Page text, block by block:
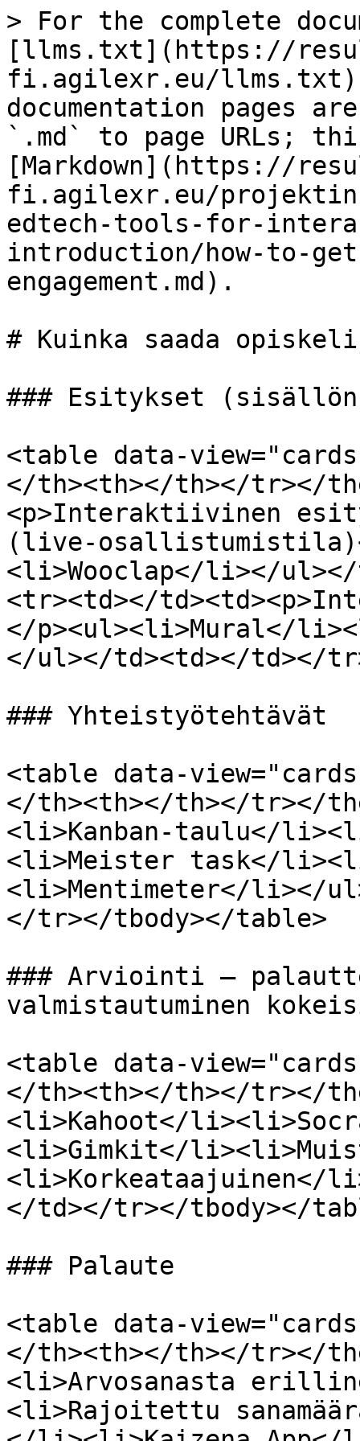
> For the complete
[llms.txt](https://
fi.agilexr.eu/llms.txt).
documentation pages
`.md` to page URLs;
[Markdown](https://
fi.agilexr.eu/
edtech-tools-for-
introduction/how-to-
engagement.md).
# Kuinka saada
### Esitykset
<table data-
</th><th></th></tr></
<p>Interaktiivinen
(live-
<li>Wooclap</li></
<tr><td></
</p><ul><li>Mural</
</ul></td><td></td></
### Yhteistyötehtävät
<table data-
</th><th></th></tr></
<li>Kanban-taulu</
<li>Meister task</
<li>Mentimeter</li></
</tr></tbody></table>
### Arviointi –
valmistautuminen
<table data-
</th><th></th></tr></
<li>Kahoot</
<li>Gimkit</
<li>Korkeataajuinen</
</td></tr></tbody></
### Palaute
<table data-
</th><th></th></tr></
<li>Arvosanasta
<li>Rajoitettu